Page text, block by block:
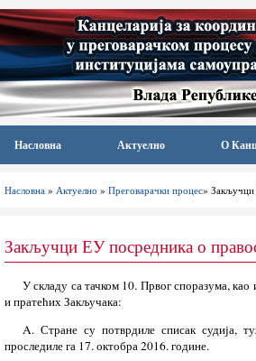
Насловна Актуелно О
Насловна » Актуелно » Преговарачки процес» Закључци
Закључци ЕУ посредника о
У складу са тачком 10. Првог споразума,
и пратећих Закључака:
A. Стране су потврдиле списак судија,
проследиле га 17. октобра 2016. године.